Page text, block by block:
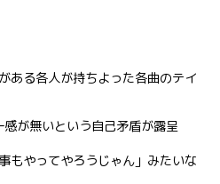
ある各人が持ちよった各曲のテイ
が無いという自己矛盾が露呈
もやってやろうじゃん」みたいな